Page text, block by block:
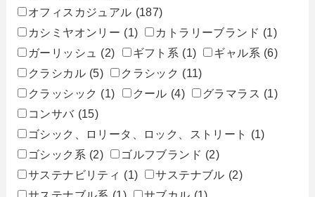
オフィスカジュアル (187)
カシミヤオンリー (1) カトラリーブランド (1)
ガーリッシュ
(2) ギフト系 (1) ギャル系 (6)
クラシカル (5) クラシック (11)
クラッシック (1) クール (4) グラマラス (1)
コンサバ (15)
ゴシック、ロリータ、ロック、ストリート
(1)
ゴシック系 (2) ゴルフブランド (2)
サステナビリティ (1) サステナブル (2)